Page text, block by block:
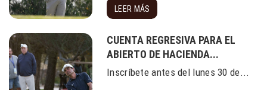
LEER MÁS
CUENTA REGRESIVA PARA EL
ABIERTO DE HACIENDA...
Inscríbete antes del lunes 30 de...